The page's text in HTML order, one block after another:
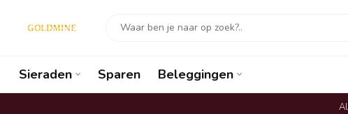
Sieraden Sparen Beleggingen